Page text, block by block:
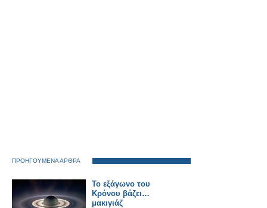
ΠΡΟΗΓΟΥΜΕΝΑ ΑΡΘΡΑ
Το εξάγωνο του
Κρόνου βάζει…
μακιγιάζ